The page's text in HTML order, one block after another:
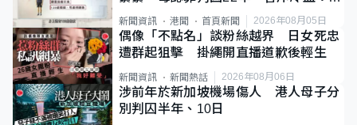
類案最惡劣
新聞資訊 港聞 首頁新聞 2026年08月05日
偶像「不點名」談粉絲越界 日女死忠
遭群起狙擊 掛繩開直播道歉後輕生
新聞資訊 新聞熱話 2026年08月06日
涉前年於新加坡機場傷人 港人母子分
別判囚半年、10日